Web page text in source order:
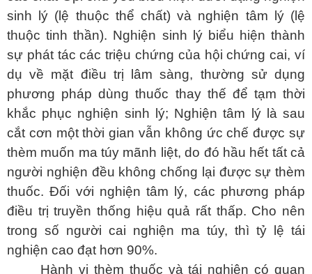
sinh lý (lệ thuộc thể chất) và nghiện tâm lý (lệ
thuộc tinh thần). Nghiện sinh lý biểu hiện thành
sự phát tác các triệu chứng của hội chứng cai, ví
dụ về mặt điều trị lâm sàng, thường sử dụng
phương pháp dùng thuốc thay thế để tạm thời
khắc phục nghiện sinh lý; Nghiện tâm lý là sau
cắt cơn một thời gian vẫn không ức chế được sự
thèm muốn ma túy mãnh liệt, do đó hầu hết tất cả
người nghiện đều không chống lại được sự thèm
thuốc. Đối với nghiện tâm lý, các phương pháp
điều trị truyền thống hiệu quả rất thấp. Cho nên
trong số người cai nghiện ma túy, thì tỷ lệ tái
nghiện cao đạt hơn 90%.
Hành vi thèm thuốc và tái nghiện có quan